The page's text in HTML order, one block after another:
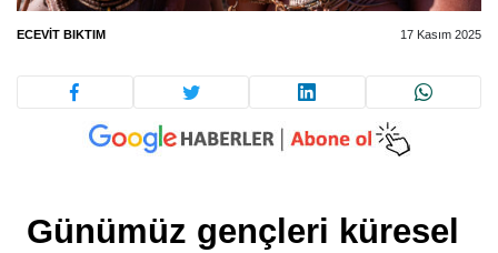
ECEVIT BIKTIM 17 Kasım 2025
Günümüz gençleri küresel